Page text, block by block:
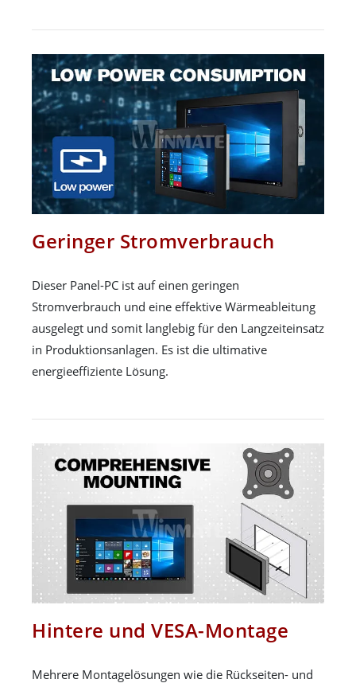
Geringer Stromverbrauch
Dieser Panel-PC ist auf einen geringen
Stromverbrauch und eine effektive Wärmeableitung
ausgelegt und somit langlebig für den Langzeiteinsatz
in Produktionsanlagen. Es ist die ultimative
energieeffiziente Lösung.
Hintere und VESA-Montage
Mehrere Montagelösungen wie die Rückseiten- und